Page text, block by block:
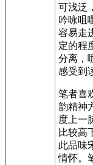
可浅泛
吟咏咀
容易走
定的程
分离，
感受到
笔者喜
韵精神
度上一
比较高
此品味
情怀。